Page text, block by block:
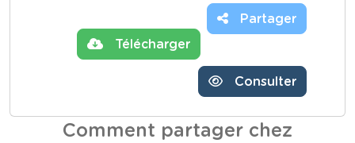
Télécharger
Partager
Consulter
Comment partager chez